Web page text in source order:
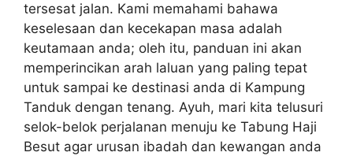
tersesat jalan. Kami memahami bahawa
keselesaan dan kecekapan masa adalah
keutamaan anda; oleh itu, panduan ini akan
memperincikan arah laluan yang paling tepat
untuk sampai ke destinasi anda di Kampung
Tanduk dengan tenang. Ayuh, mari kita telusuri
selok-belok perjalanan menuju ke Tabung Haji
Besut agar urusan ibadah dan kewangan anda